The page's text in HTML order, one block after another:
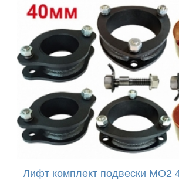
Лифт комплект подвески MO2